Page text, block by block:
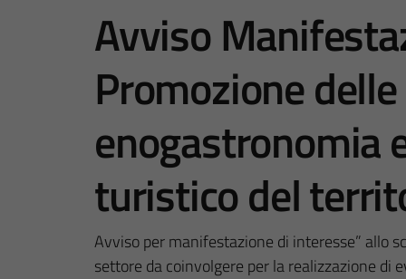
Avviso
Promozione
enogastronomia
turistico del
Avviso per manifestazione di interesse” allo
settore da coinvolgere per la realizzazione di